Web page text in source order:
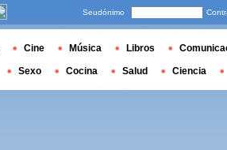
Seudónimo
Cine Música Libros
Sexo Cocina Salud Ciencia